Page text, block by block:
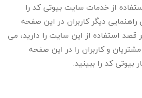
از خدمات سایت بیوتی کد را
راهنمایی دیگر کاربران در این صفحه
قصد استفاده از این سایت را دارید، می
مشتریان و کاربران را در این صفحه
بیوتی کد را ببینید.